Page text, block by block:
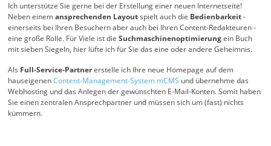
Ich unterstütze Sie gerne bei der Erstellung einer neuen Internetseite!
Neben einemansprechenden Layoutspielt auch die Bedienbarkeit-
einerseits bei Ihren Besuchern aber auch bei Ihren Content-Redakteuren -
eine große Rolle. Für Viele ist dieSuchmaschinenoptimierungein Buch
mit sieben Siegeln, hier lüfte ich für Sie das eine oder andere Geheimnis.
Als Full-Service-Partnererstelle ich Ihre neue Homepage auf dem
hauseigenenContent-Management-System mCMS und übernehme das
Webhosting und das Anlegen der gewünschten E-Mail-Konten. Somit haben
Sie einen zentralen Ansprechpartner und müssen sich um (fast) nichts
kümmern.